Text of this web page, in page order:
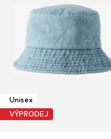
Unisex
VÝPRODEJ